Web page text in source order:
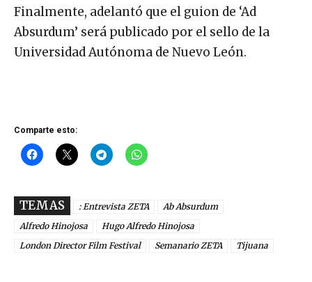
Finalmente, adelantó que el guion de ‘Ad
Absurdum’ será publicado por el sello de la
Universidad Autónoma de Nuevo León.
Comparte esto:
TEMAS : Entrevista ZETA
Ab Absurdum
Alfredo Hinojosa
Hugo Alfredo Hinojosa
London Director Film Festival
Semanario ZETA Tijuana